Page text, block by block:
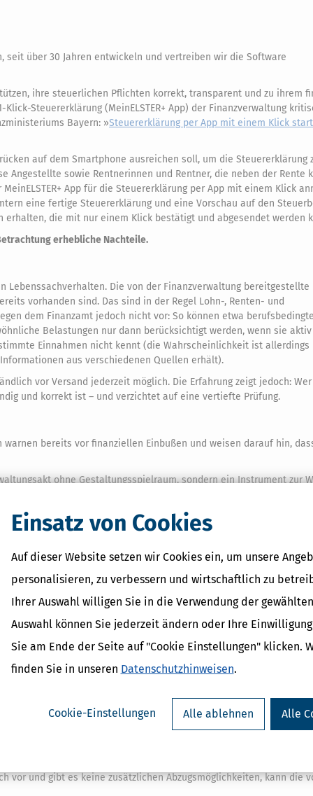
Einsatz von Cookies
Auf dieser Website setzen wir Cookies ein, um unsere
personalisieren, zu verbessern und wirtschaftlich zu
Ihrer Auswahl willigen Sie in die Verwendung der
Auswahl können Sie jederzeit ändern oder Ihre
Sie am Ende der Seite auf "Cookie Einstellungen" klicken.
finden Sie in unseren Datenschutzhinweisen.
Cookie-Einstellungen Alle ablehnen Alle
seit über 30 Jahren entwickeln und vertreiben wir die Software
ihre steuerlichen Pflichten korrekt, transparent und zu ihrem
Steuererklärung (MeinELSTER+ App) der Finanzverwaltung
Bayern: »Steuererklärung per App mit einem Klick
auf dem Smartphone ausreichen soll, um die Steuererklärung
Angestellte sowie Rentnerinnen und Rentner, die neben der Rente
App für die Steuererklärung per App mit einem Klick
eine fertige Steuererklärung und eine Vorschau auf den
die mit nur einem Klick bestätigt und abgesendet werden
erhebliche Nachteile.
Die von der Finanzverwaltung bereitgestellte
vorhanden sind. Das sind in der Regel Lohn-, Renten- und
dem Finanzamt jedoch nicht vor: So können etwa
Belastungen nur dann berücksichtigt werden, wenn sie
Einnahmen nicht kennt (die Wahrscheinlichkeit ist
aus verschiedenen Quellen erhält).
vor Versand jederzeit möglich. Die Erfahrung zeigt jedoch:
und korrekt ist – und verzichtet auf eine vertiefte Prüfung.
bereits vor finanziellen Einbußen und weisen darauf hin,
ohne Gestaltungsspielraum, sondern ein Instrument zur
Digitalisierung und Nutzerfreundlichkeit der
sondern auch dabei helfen, steuerliche Zusammenhänge
treffen.
Einkommensteuer für viele Menschen vollständig automatisiert
vor und gibt es keine zusätzlichen Abzugsmöglichkeiten, kann die